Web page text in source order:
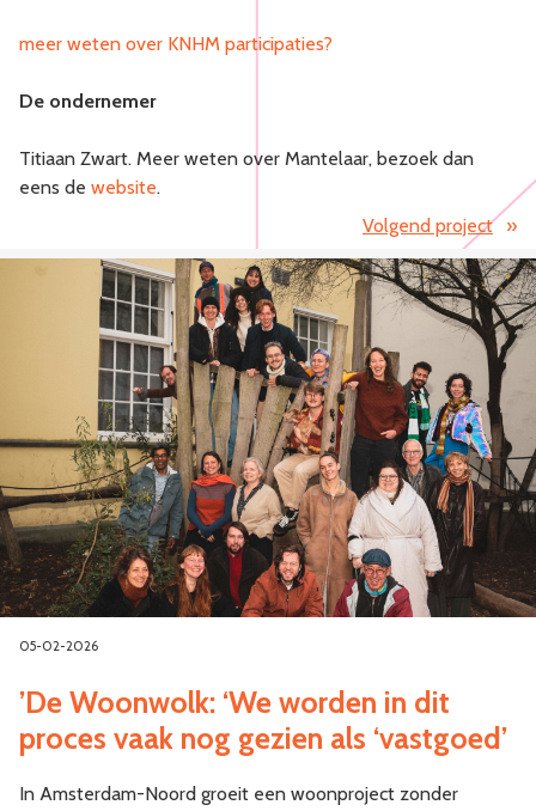
meer weten over KNHM participaties?
De ondernemer
Titiaan Zwart. Meer weten over Mantelaar, bezoek dan
eens de website.
Volgend project
»
05-02-2026
’De Woonwolk: ‘We worden in dit
proces vaak nog gezien als ‘vastgoed’
In Amsterdam-Noord groeit een woonproject zonder